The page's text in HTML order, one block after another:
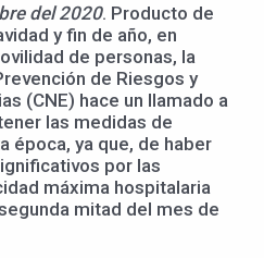
del 2020. Producto de
y fin de año, en
de personas, la
de Riesgos y
(CNE) hace un llamado a
las medidas de
época, ya que, de haber
por las
máxima hospitalaria
mitad del mes de